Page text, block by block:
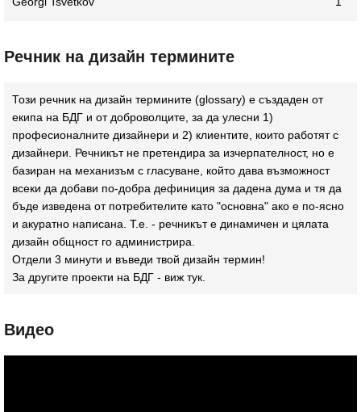
Речник на дизайн термините
Този речник на дизайн термините (glossary) e създаден от
екипа на БДГ и от доброволците, за да улесни 1)
професионалните дизайнери и 2) клиентите, които работят с
дизайнери. Речникът не претендира за изчерпателност, но е
базиран на механизъм с гласуване, който дава възможност
всеки да добави по-добра дефиниция за дадена дума и тя да
бъде изведена от потребителите като "основна" ако е по-ясно
и акуратно написана. Т.е. - речникът е динамичен и цялата
дизайн общност го администрира.
Отдели 3 минути и въведи твой дизайн термин!
За другите проекти на БДГ - виж тук
Видео